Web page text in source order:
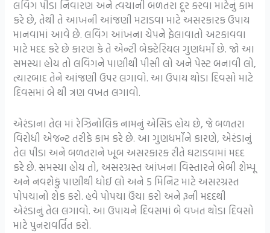
લવિંગ પીડા નિવારણ અને ત્વચાની બળતરા દૂર કરવા માટેનું કામ
કરે છે, તેથી તે આખની આંજણી મટાડવા માટે અસરકારક ઉપાય
માનવામાં આવે છે. લવિંગ આંખના ચેપને ફેલાવાતો અટકાવવા
માટે મદદ કરે છે કારણ કે તે એન્ટી બેક્ટેરિયલ ગુણધર્મો છે. જો આ
સમસ્યા હોય તો લવિંગને પાણીથી પીસી લો અને પેસ્ટ બનાવી લો,
ત્યારબાદ તેને આંજણી ઉપર લગાવો. આ ઉપાય થોડા દિવસો માટે
દિવસમાં બે થી ત્રણ વખત લગાવો.
એરંડાના તેલ માં રેઝિનોલિક નામનું એસિડ હોય છે, જે બળતરા
વિરોધી એજન્ટ તરીકે કામ કરે છે. આ ગુણધર્મોને કારણે, એરંડાનું
તેલ પીડા અને બળતરાને ખૂબ અસરકારક રીતે ઘટાડવામાં મદદ
કરે છે. સમસ્યા હોય તો, અસરગ્રસ્ત આંખના વિસ્તારને બેબી શેમ્પૂ
અને નવશેકું પાણીથી ધોઈ લો અને 5 મિનિટ માટે અસરગ્રસ્ત
પોપચાનો શેક કરો. હવે પોપચા ઉંચા કરો અને રૂની મદદથી
એરંડાનું તેલ લગાવો. આ ઉપાયને દિવસમાં બે વખત થોડા દિવસો
માટે પુનરાવર્તિત કરો.